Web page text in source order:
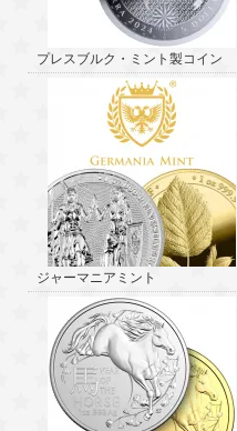
プレスブルク・ミント製コイン
ジャーマニアミント